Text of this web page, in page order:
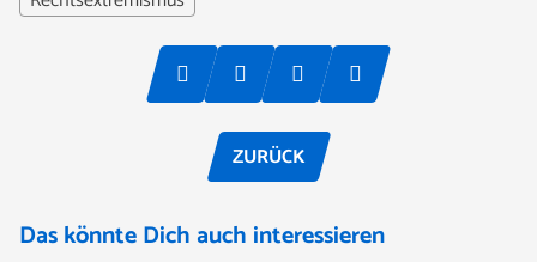
ZURÜCK
Das könnte Dich auch interessieren